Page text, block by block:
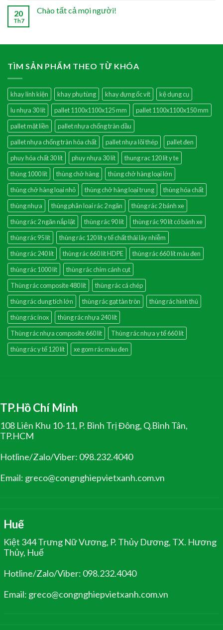
20
Th7
Chào tất cả mọi người!
TÌM SẢN PHẨM THEO TỪ KHÓA
khay linh kiện khay phụ tùng khay đựng ốc vít
kệ dụng cụ
lu nhựa 30 lít
pallet 1100x1100x125 mm
pallet 1100x1100x150 mm
pallet mặt liền
pallet nhựa chống tràn dầu
pallet nhựa chống tràn hóa chất
pallet nhựa lõi thép
pallet đen
phuy hóa chất 30 lít
phuy nhựa 30 lít
thung rac 120 lit y te
thùng 1000 lít
thùng chở hàng
thùng chở hàng loại lớn
thùng chở hàng loại nhỏ
thùng chở hàng loại trung
thùng hóa chất
thùng nhựa
thùng phân loai rác 2 ngăn
thùng rác 2 bánh xe
thùng rác 2 ngăn nắp lật
thùng rác 90 lít
thùng rác 90 lít có bánh xe
thùng rác 95 lít
thùng rác 120 lít y tế chất thải lây nhiễm
thùng rác 240 lít
thùng rác 660 lít HDPE
thùng rác 660 lít màu đen
thùng rác 1000 lít
thùng rác chim cánh cụt
Thùng rác composite 480 lít
thùng rác cá chép
thùng rác dung tích lớn
thùng rác gạt tàn tròn
thùng rác hình thú
thùng rác inox
thùng rác nhựa 240 lít
Thùng rác nhựa composite 660 lít
Thùng rác nhựa y tế 660 lít
thùng rác y tế 120 lít
xe gom rác màu đen
TP.Hồ Chí Minh
108 Liên Khu 10-11, P. Bình Trị Đông, Q.Bình Tân,
TP.HCM
Hotline/Zalo/Viber: 098.232.4040
Email: greco@congnghiepvietxanh.com.vn
Huế
Kiệt 344 Trưng Nữ Vương, P. Thủy Dương, TX. Hương
Thủy, Huế
Hotline/Zalo/Viber: 098.232.4040
Email: greco@congnghiepvietxanh.com.vn